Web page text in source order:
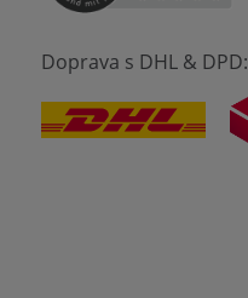
Doprava s DHL & DPD: